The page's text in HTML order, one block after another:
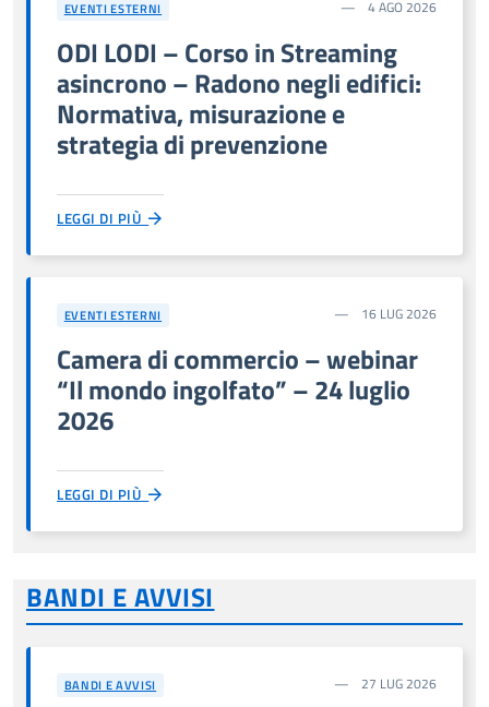
EVENTI ESTERNI 4 AGO 2026
ODI LODI – Corso in Streaming
asincrono – Radono negli edifici:
Normativa, misurazione e
strategia di prevenzione
LEGGI DI PIÙ
EVENTI ESTERNI 16 LUG 2026
Camera di commercio – webinar
“Il mondo ingolfato” – 24 luglio
2026
LEGGI DI PIÙ
BANDI E AVVISI
BANDI E AVVISI 27 LUG 2026